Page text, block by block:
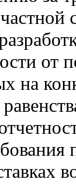
от
на